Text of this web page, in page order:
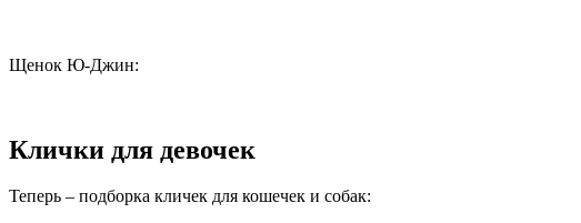
Щенок Ю-Джин:
Клички для девочек
Теперь – подборка кличек для кошечек и собак: